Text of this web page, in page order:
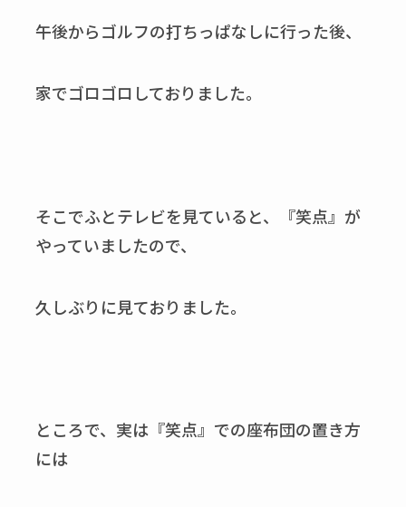
午後からゴルフの打ちっぱなしに行った後、
家でゴロゴロしておりました。
そこでふとテレビを見ていると、『笑点』が
やっていましたので、
久しぶりに見ておりました。
ところで、実は『笑点』での座布団の置き方
には